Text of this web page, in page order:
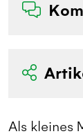
Als kleines